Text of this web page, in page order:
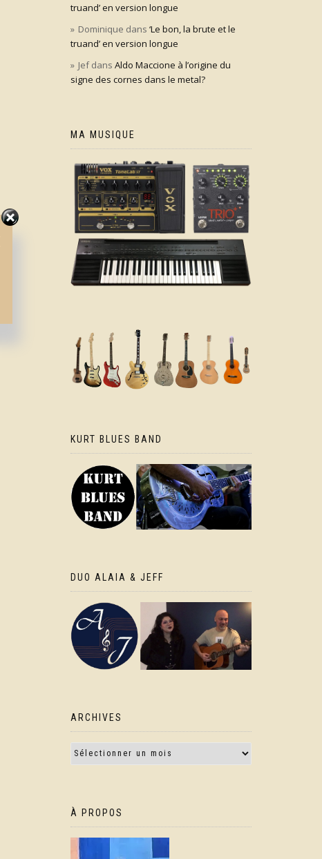
truand’ en version longue
Dominique dans ‘Le bon, la brute et le
truand’ en version longue
Jefdans Aldo Maccione à l’origine du
signe des cornes dans le metal?
MA MUSIQUE
KURT BLUES BAND
DUO ALAIA & JEFF
ARCHIVES
À PROPOS